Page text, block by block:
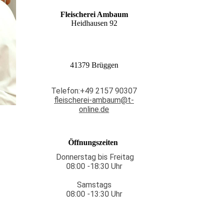
Fleischerei Ambaum
Heidhausen 92
41379 Brüggen
Telefon:+49 2157 90307
fleischerei-ambaum@t-
online.de
Öffnungszeiten
Donnerstag bis Freitag
08:00 -18:30 Uhr
Samstags
08:00 -13:30 Uhr